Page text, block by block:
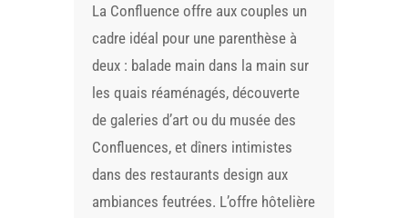
La Confluence offre aux couples un
cadre idéal pour une parenthèse à
deux : balade main dans la main sur
les quais réaménagés, découverte
de galeries d’art ou du musée des
Confluences, et dîners intimistes
dans des restaurants design aux
ambiances feutrées. L’offre hôtelière